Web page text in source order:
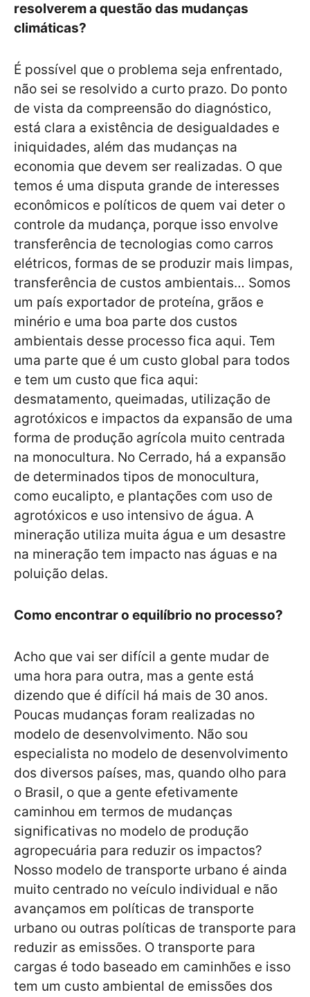
resolverem a questão das mudanças
climáticas?
É possível que o problema seja enfrentado,
não sei se resolvido a curto prazo. Do ponto
de vista da compreensão do diagnóstico,
está clara a existência de desigualdades e
iniquidades, além das mudanças na
economia que devem ser realizadas. O que
temos é uma disputa grande de interesses
econômicos e políticos de quem vai deter o
controle da mudança, porque isso envolve
transferência de tecnologias como carros
elétricos, formas de se produzir mais limpas,
transferência de custos ambientais… Somos
um país exportador de proteína, grãos e
minério e uma boa parte dos custos
ambientais desse processo fica aqui. Tem
uma parte que é um custo global para todos
e tem um custo que fica aqui:
desmatamento, queimadas, utilização de
agrotóxicos e impactos da expansão de uma
forma de produção agrícola muito centrada
na monocultura. No Cerrado, há a expansão
de determinados tipos de monocultura,
como eucalipto, e plantações com uso de
agrotóxicos e uso intensivo de água. A
mineração utiliza muita água e um desastre
na mineração tem impacto nas águas e na
poluição delas.
Como encontrar o equilíbrio no processo?
Acho que vai ser difícil a gente mudar de
uma hora para outra, mas a gente está
dizendo que é difícil há mais de 30 anos.
Poucas mudanças foram realizadas no
modelo de desenvolvimento. Não sou
especialista no modelo de desenvolvimento
dos diversos países, mas, quando olho para
o Brasil, o que a gente efetivamente
caminhou em termos de mudanças
significativas no modelo de produção
agropecuária para reduzir os impactos?
Nosso modelo de transporte urbano é ainda
muito centrado no veículo individual e não
avançamos em políticas de transporte
urbano ou outras políticas de transporte para
reduzir as emissões. O transporte para
cargas é todo baseado em caminhões e isso
tem um custo ambiental de emissões dos